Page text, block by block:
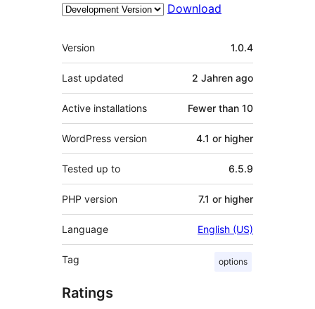
Download
Meta
Version 1.0.4
Last updated 2 Jahren ago
Active installations Fewer than 10
WordPress version 4.1 or higher
Tested up to 6.5.9
PHP version 7.1 or higher
Language English (US)
Tag options
Ratings